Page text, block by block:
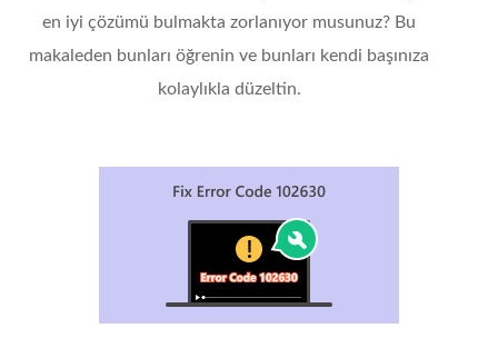
en iyi çözümü bulmakta zorlanıyor musunuz? Bu
makaleden bunları öğrenin ve bunları kendi başınıza
kolaylıkla düzeltin.